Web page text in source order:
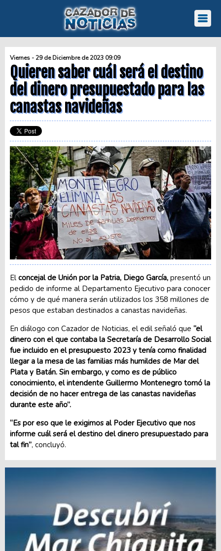
Viernes - 29 de Diciembre de 2023 09:09
Quieren saber cuál será el destino
del dinero presupuestado para las
canastas navideñas
El concejal de Unión por la Patria, Diego García, presentó un
pedido de informe al Departamento Ejecutivo para conocer
cómo y de qué manera serán utilizados los 358 millones de
pesos que estaban destinados a canastas navideñas.
En diálogo con Cazador de Noticias, el edil señaló que “el
dinero con el que contaba la Secretaría de Desarrollo Social
fue incluido en el presupuesto 2023 y tenía como finalidad
llegar a la mesa de las familias más humildes de Mar del
Plata y Batán. Sin embargo, y como es de público
conocimiento, el intendente Guillermo Montenegro tomó la
decisión de no hacer entrega de las canastas navideñas
durante este año”.
“Es por eso que le exigimos al Poder Ejecutivo que nos
informe cuál será el destino del dinero presupuestado para
tal fin”, concluyó.